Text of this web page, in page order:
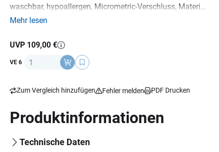
waschbar, hypoallergen, Micrometric-Verschluss, Material:
KPA lackiert, Gewicht: 1000 g (+/- 50 g),
Mehr lesen
UVP 109,00 €
VE 6 Anzahl
Zum Vergleich hinzufügen Fehler melden PDF Drucken
Produktinformationen
Technische Daten